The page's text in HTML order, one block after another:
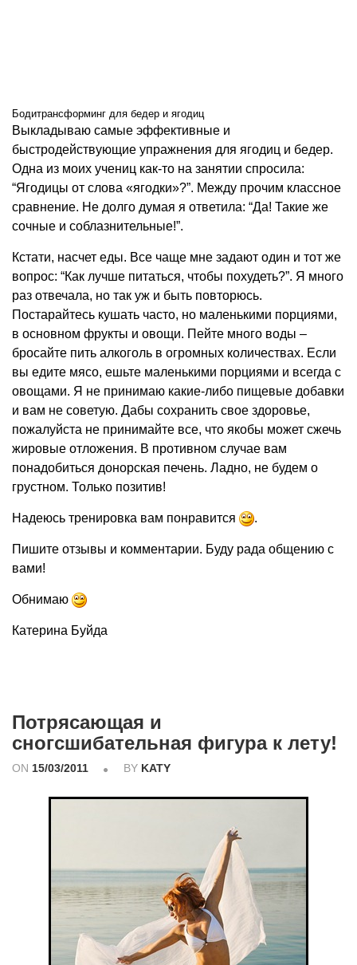
Бодитрансформинг для бедер и ягодиц
Выкладываю самые эффективные и
быстродействующие упражнения для ягодиц и бедер.
Одна из моих учениц как-то на занятии спросила:
“Ягодицы от слова «ягодки»?”. Между прочим классное
сравнение. Не долго думая я ответила: “Да! Такие же
сочные и соблазнительные!”.
Кстати, насчет еды. Все чаще мне задают один и тот же
вопрос: “Как лучше питаться, чтобы похудеть?”. Я много
раз отвечала, но так уж и быть повторюсь.
Постарайтесь кушать часто, но маленькими порциями,
в основном фрукты и овощи. Пейте много воды –
бросайте пить алкоголь в огромных количествах. Если
вы едите мясо, ешьте маленькими порциями и всегда с
овощами. Я не принимаю какие-либо пищевые добавки
и вам не советую. Дабы сохранить свое здоровье,
пожалуйста не принимайте все, что якобы может сжечь
жировые отложения. В противном случае вам
понадобиться донорская печень. Ладно, не будем о
грустном. Только позитив!
Надеюсь тренировка вам понравится .
Пишите отзывы и комментарии. Буду рада общению с
вами!
Обнимаю
Катерина Буйда
Потрясающая и
сногсшибательная фигура к лету!
ON 15/03/2011 BY KATY